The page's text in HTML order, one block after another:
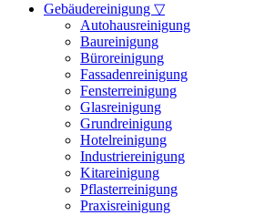
Gebäudereinigung ▽
Autohausreinigung
Baureinigung
Büroreinigung
Fassadenreinigung
Fensterreinigung
Glasreinigung
Grundreinigung
Hotelreinigung
Industriereinigung
Kitareinigung
Pflasterreinigung
Praxisreinigung